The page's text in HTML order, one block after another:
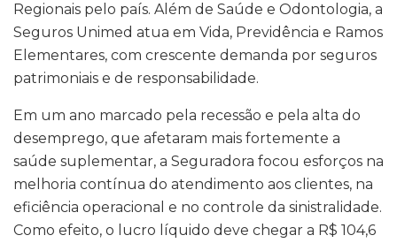
Regionais pelo país. Além de Saúde e Odontologia, a
Seguros Unimed atua em Vida, Previdência e Ramos
Elementares, com crescente demanda por seguros
patrimoniais e de responsabilidade.
Em um ano marcado pela recessão e pela alta do
desemprego, que afetaram mais fortemente a
saúde suplementar, a Seguradora focou esforços na
melhoria contínua do atendimento aos clientes, na
eficiência operacional e no controle da sinistralidade.
Como efeito, o lucro líquido deve chegar a R$ 104,6